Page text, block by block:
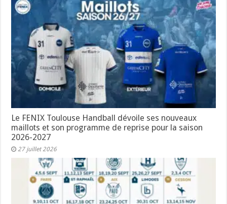
Le FENIX Toulouse Handball dévoile ses nouveaux
maillots et son programme de reprise pour la saison
2026-2027
27 juillet 2026